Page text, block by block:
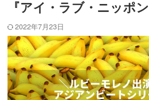
『アイ・ラブ・ニッポ
2022年7月23日